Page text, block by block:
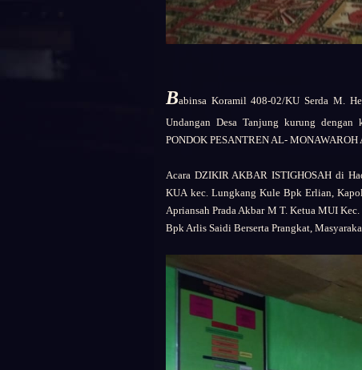
Babinsa Koramil 408-02/KUSerda M.
Undangan Desa Tanjung kurung
PONDOK PESANTREN AL-
Acara DZIKIR AKBAR ISTIGHOSAH di
KUA kec. Lungkang Kule Bpk Erlian,
Apriansah Prada Akbar M T. Ketua MUI
Bpk Arlis Saidi Berserta Prangkat,